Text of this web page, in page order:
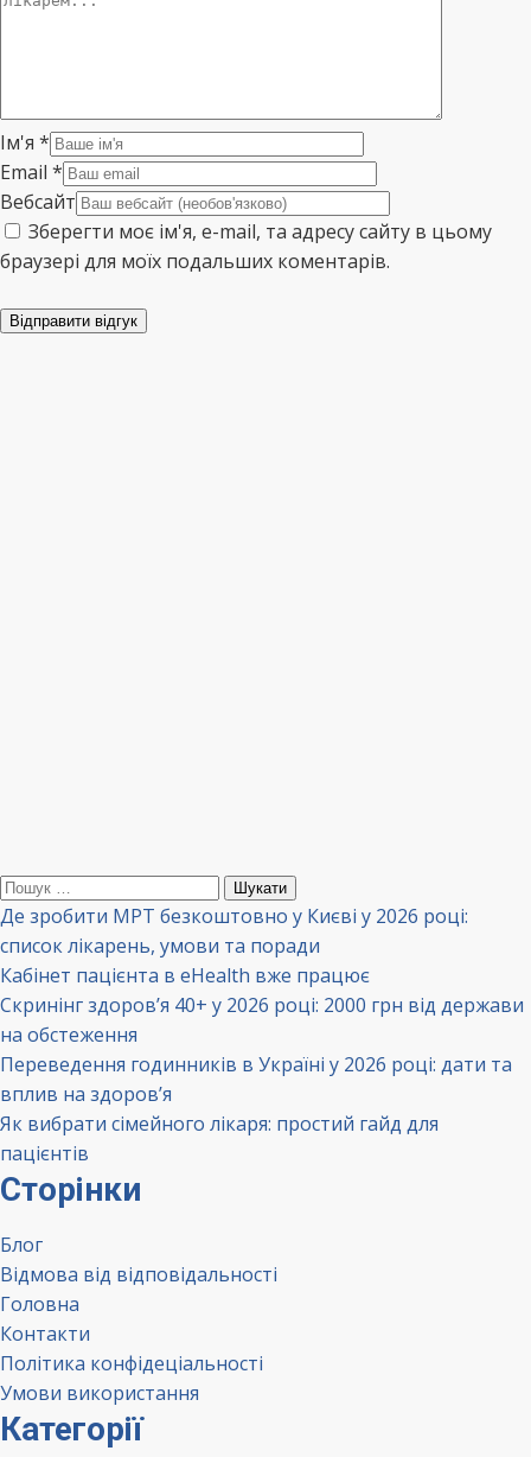
Ім'я *
Email *
Вебсайт
Зберегти моє ім'я, e-mail, та адресу сайту в цьому
браузері для моїх подальших коментарів.
Відправити відгук
Пошук:
Де зробити МРТ безкоштовно у Києві у 2026 році:
список лікарень, умови та поради
Кабінет пацієнта в eHealth вже працює
Скринінг здоров’я 40+ у 2026 році: 2000 грн від держави
на обстеження
Переведення годинників в Україні у 2026 році: дати та
вплив на здоров’я
Як вибрати сімейного лікаря: простий гайд для
пацієнтів
Сторінки
Блог
Відмова від відповідальності
Головна
Контакти
Політика конфідеціальності
Умови використання
Категорії